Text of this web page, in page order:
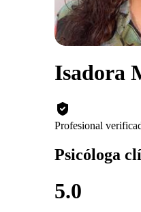
Isadora
Profesional
Psicóloga
5.0